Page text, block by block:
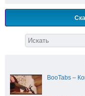
BooTabs –